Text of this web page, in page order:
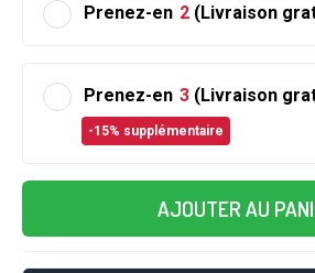
Prenez-en 2 (Livraison
Prenez-en 3 (Livraison
-15% supplémentaire
AJOUTER AU